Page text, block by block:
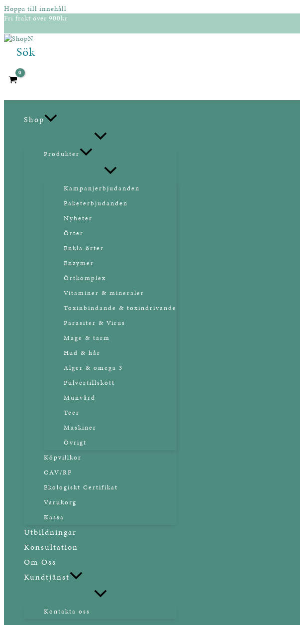
Hoppa till innehåll
Fri frakt över 900kr
Sök
Shop
Produkter
Kampanjerbjudanden
Paketerbjudanden
Nyheter
Örter
Enkla örter
Enzymer
Örtkomplex
Vitaminer & mineraler
Toxinbindande & toxindrivande
Parasiter & Virus
Mage & tarm
Hud & hår
Alger & omega 3
Pulvertillskott
Munvård
Teer
Maskiner
Övrigt
Köpvillkor
CAV/RF
Ekologiskt Certifikat
Varukorg
Kassa
Utbildningar
Konsultation
Om Oss
Kundtjänst
Kontakta oss